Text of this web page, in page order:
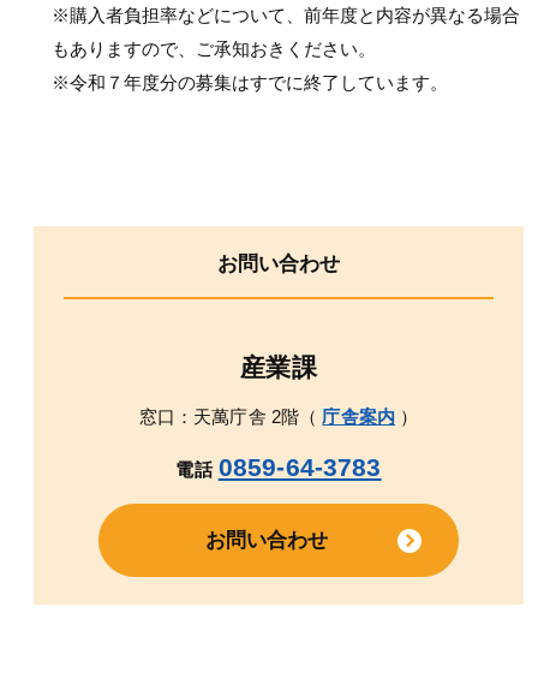
※購入者負担率などについて、前年度と内容が異なる場合
もありますので、ご承知おきください。
※令和７年度分の募集はすでに終了しています。
お問い合わせ
産業課
窓口：天萬庁舎 2階（ 庁舎案内 ）
電話 0859-64-3783
お問い合わせ